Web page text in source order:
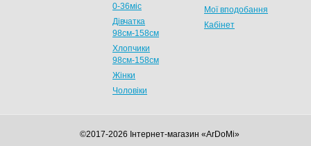
0-36міс
Дівчатка
98cм-158см
Хлопчики
98см-158см
Жінки
Чоловіки
Мої вподобання
Кабінет
©2017-2026 Інтернет-магазин «ArDoMi»